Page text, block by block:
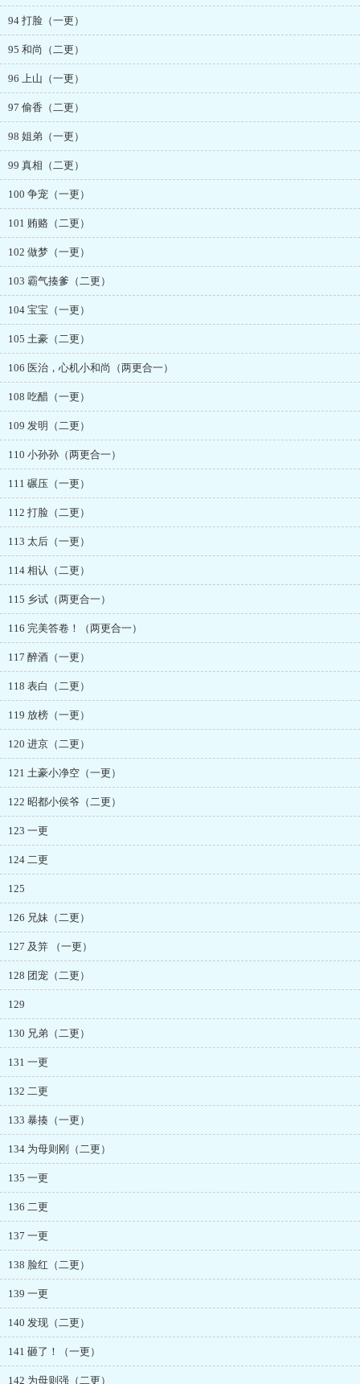
94 打脸（一更）
95 和尚（二更）
96 上山（一更）
97 偷香（二更）
98 姐弟（一更）
99 真相（二更）
100 争宠（一更）
101 贿赂（二更）
102 做梦（一更）
103 霸气揍爹（二更）
104 宝宝（一更）
105 土豪（二更）
106 医治，心机小和尚（两更合一）
108 吃醋（一更）
109 发明（二更）
110 小孙孙（两更合一）
111 碾压（一更）
112 打脸（二更）
113 太后（一更）
114 相认（二更）
115 乡试（两更合一）
116 完美答卷！（两更合一）
117 醉酒（一更）
118 表白（二更）
119 放榜（一更）
120 进京（二更）
121 土豪小净空（一更）
122 昭都小侯爷（二更）
123 一更
124 二更
125
126 兄妹（二更）
127 及笄 （一更）
128 团宠（二更）
129
130 兄弟（二更）
131 一更
132 二更
133 暴揍（一更）
134 为母则刚（二更）
135 一更
136 二更
137 一更
138 脸红（二更）
139 一更
140 发现（二更）
141 砸了！（一更）
142 为母则强（二更）